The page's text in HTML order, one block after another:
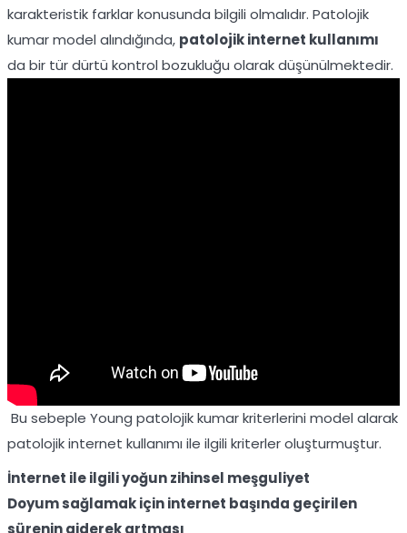
karakteristik farklar konusunda bilgili olmalıdır. Patolojik
kumar model alındığında, patolojik internet kullanımı
da bir tür dürtü kontrol bozukluğu olarak düşünülmektedir.
Bu sebeple Young patolojik kumar kriterlerini model alarak
patolojik internet kullanımı ile ilgili kriterler oluşturmuştur.
İnternet ile ilgili yoğun zihinsel meşguliyet
Doyum sağlamak için internet başında geçirilen